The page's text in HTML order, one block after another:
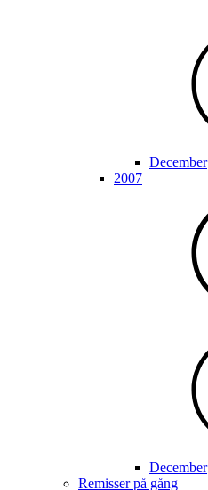
December
2007
December
Remisser på gång